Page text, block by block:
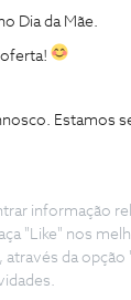
Dia da Mãe.
Estamos
informação
"Like" nos
da opção